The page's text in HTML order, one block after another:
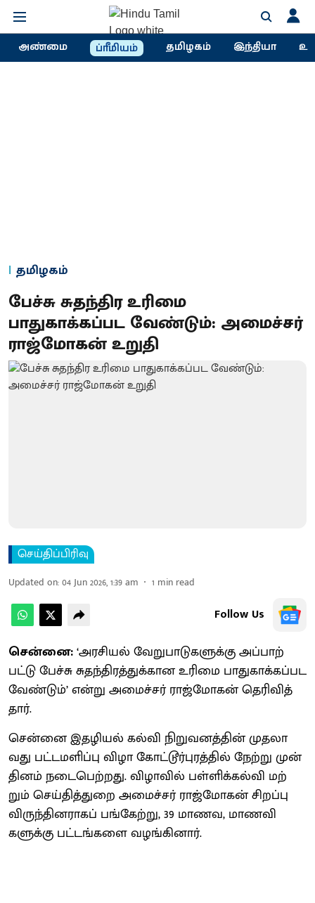
அண்மை ப்ரீமியம் தமிழகம் இந்தியா
தமிழகம்
பேச்சு சுதந்திர உரிமை
பாதுகாக்கப்பட வேண்டும்: அமைச்சர்
ராஜ்மோகன் உறுதி
செய்திப்பிரிவு
Updated on:04 Jun 2026, 1:39 am 1 min read
Follow Us
சென்னை:‘அரசி​யல் வேறு​பாடு​களுக்கு அப்​பாற்​
பட்டு பேச்சு சுதந்​திரத்​துக்​கான உரிமை பாது​காக்​கப்பட
வேண்​டும்’ என்று அமைச்​சர் ராஜ்மோகன் தெரி​வித்​
தார்.
சென்னை இதழியல் கல்வி நிறு​வனத்​தின் முதலா​
வது பட்​டமளிப்பு விழா கோட்​டூர்​புரத்​தில் நேற்று முன்​
தினம் நடை​பெற்​றது. விழா​வில் பள்​ளிக்​கல்வி மற்​
றும் செய்​தித்​துறை அமைச்​சர் ராஜ்மோகன் சிறப்பு
விருந்​தின​ராகப் பங்​கேற்​று, 39 மாணவ, மாணவி​
களுக்கு பட்​டங்​களை வழங்​கி​னார்.